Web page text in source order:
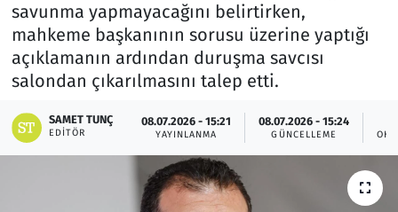
savunma yapmayacağını belirtirken,
mahkeme başkanının sorusu üzerine yaptığı
açıklamanın ardından duruşma savcısı
salondan çıkarılmasını talep etti.
SAMET TUNÇ
EDITÖR
08.07.2026 - 15:21
YAYINLANMA
08.07.2026 - 15:24
GÜNCELLEME
Memur ve Kamu
Otomobil
Oyun
Ramazan